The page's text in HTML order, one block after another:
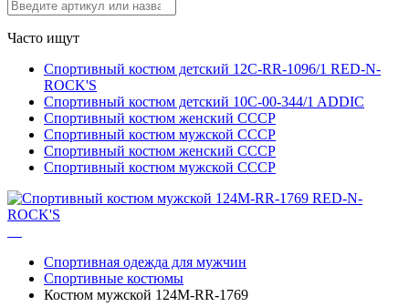
Часто ищут
Спортивный костюм детский 12C-RR-1096/1 RED-N-
ROCK'S
Спортивный костюм детский 10C-00-344/1 ADDIC
Спортивный костюм женский СССР
Спортивный костюм мужской СССР
Спортивный костюм женский СССР
Спортивный костюм мужской СССР
Спортивная одежда для мужчин
Спортивные костюмы
Костюм мужской 124M-RR-1769